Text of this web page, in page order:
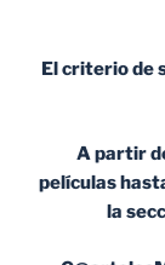
El criterio de
A partir
películas
la